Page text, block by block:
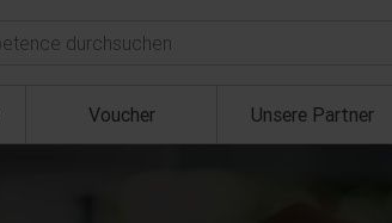
Voucher Unsere Partner